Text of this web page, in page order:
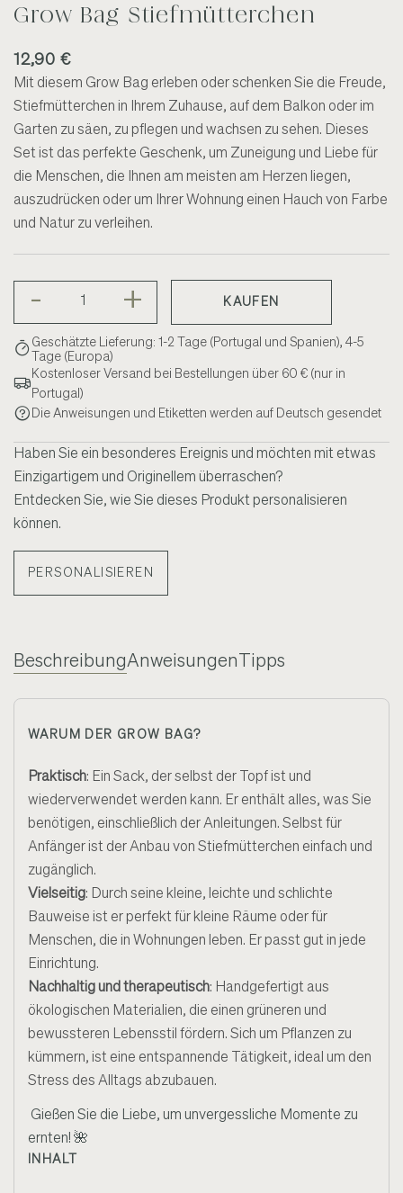
Grow Bag Stiefmütterchen
12,90 €
Mit diesem Grow Bag erleben oder schenken Sie die Freude,
Stiefmütterchen in Ihrem Zuhause, auf dem Balkon oder im
Garten zu säen, zu pflegen und wachsen zu sehen. Dieses
Set ist das perfekte Geschenk, um Zuneigung und Liebe für
die Menschen, die Ihnen am meisten am Herzen liegen,
auszudrücken oder um Ihrer Wohnung einen Hauch von Farbe
und Natur zu verleihen.
- + KAUFEN
Geschätzte Lieferung: 1-2 Tage (Portugal und Spanien), 4-5
Tage (Europa)
Kostenloser Versand bei Bestellungen über 60 € (nur in
Portugal)
Die Anweisungen und Etiketten werden auf Deutsch gesendet
Haben Sie ein besonderes Ereignis und möchten mit etwas
Einzigartigem und Originellem überraschen?
Entdecken Sie, wie Sie dieses Produkt personalisieren
können.
PERSONALISIEREN
BeschreibungAnweisungenTipps
WARUM DER GROW BAG?
Praktisch: Ein Sack, der selbst der Topf ist und
wiederverwendet werden kann. Er enthält alles, was Sie
benötigen, einschließlich der Anleitungen. Selbst für
Anfänger ist der Anbau von Stiefmütterchen einfach und
zugänglich.
Vielseitig: Durch seine kleine, leichte und schlichte
Bauweise ist er perfekt für kleine Räume oder für
Menschen, die in Wohnungen leben. Er passt gut in jede
Einrichtung.
Nachhaltig und therapeutisch: Handgefertigt aus
ökologischen Materialien, die einen grüneren und
bewussteren Lebensstil fördern. Sich um Pflanzen zu
kümmern, ist eine entspannende Tätigkeit, ideal um den
Stress des Alltags abzubauen.
Gießen Sie die Liebe, um unvergessliche Momente zu
ernten! 🌺
INHALT